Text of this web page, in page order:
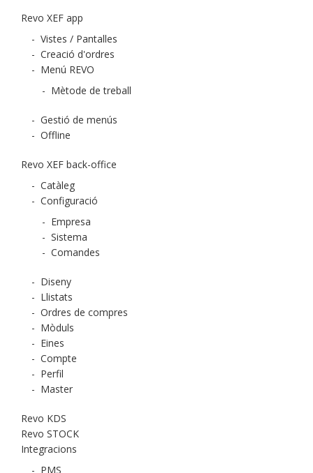
Revo XEF app
- Vistes / Pantalles
- Creació d'ordres
- Menú REVO
- Mètode de treball
- Gestió de menús
- Offline
Revo XEF back-office
- Catàleg
- Configuració
- Empresa
- Sistema
- Comandes
- Diseny
- Llistats
- Ordres de compres
- Mòduls
- Eines
- Compte
- Perfil
- Master
Revo KDS
Revo STOCK
Integracions
- PMS